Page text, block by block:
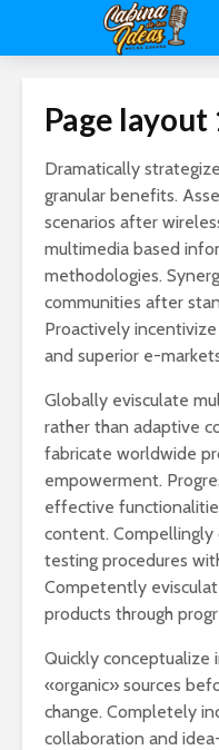
Page layout
Dramatically
granular benefits.
scenarios after
multimedia based
methodologies.
communities after
Proactively
and superior e-
Globally evisculate
rather than adaptive
fabricate worldwide
empowerment.
effective
content.
testing procedures
Competently
products through
Quickly
«organic» sources
change. Completely
collaboration and